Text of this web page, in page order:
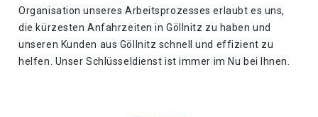
Organisation unseres Arbeitsprozesses erlaubt es uns,
die kürzesten Anfahrzeiten in Göllnitz zu haben und
unseren Kunden aus Göllnitz schnell und effizient zu
helfen. Unser Schlüsseldienst ist immer im Nu bei Ihnen.